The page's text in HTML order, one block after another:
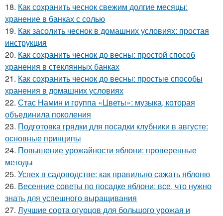
18. Как сохранить чеснок свежим долгие месяцы:
хранение в банках с солью
19. Как засолить чеснок в домашних условиях: простая
инструкция
20. Как сохранить чеснок до весны: простой способ
хранения в стеклянных банках
21. Как сохранить чеснок до весны: простые способы
хранения в домашних условиях
22. Стас Намин и группа «Цветы»: музыка, которая
объединила поколения
23. Подготовка грядки для посадки клубники в августе:
основные принципы
24. Повышение урожайности яблони: проверенные
методы
25. Успех в садоводстве: как правильно сажать яблоню
26. Весенние советы по посадке яблони: все, что нужно
знать для успешного выращивания
27. Лучшие сорта огурцов для большого урожая и